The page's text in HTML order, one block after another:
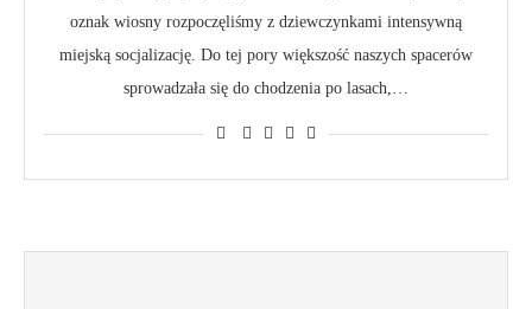
oznak wiosny rozpoczęliśmy z dziewczynkami intensywną
miejską socjalizację. Do tej pory większość naszych spacerów
sprowadzała się do chodzenia po lasach,…